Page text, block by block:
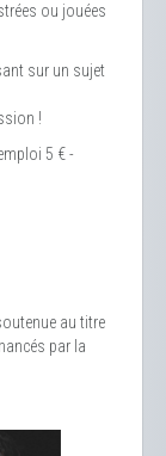
ou jouées
sur un sujet
!
5 € -
au titre
par la